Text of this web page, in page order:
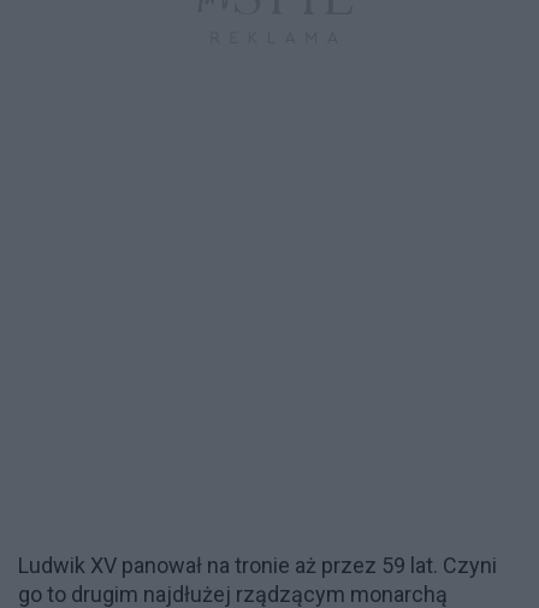
Ludwik XV panował na tronie aż przez 59 lat. Czyni
go to drugim najdłużej rządzącym monarchą